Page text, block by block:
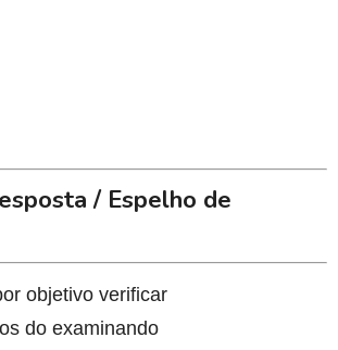
/ Espelho de
objetivo verificar
do examinando